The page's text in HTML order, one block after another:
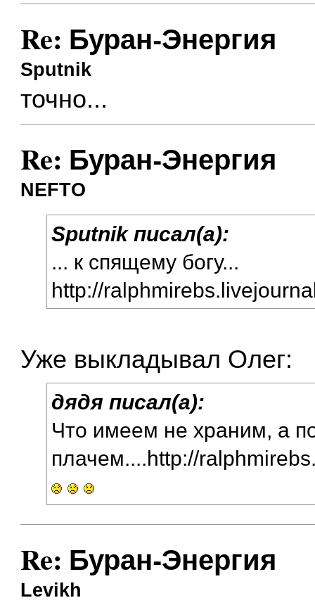
Re: Буран-Энергия
Sputnik
точно...
Re: Буран-Энергия
NEFTO
Sputnik писал(а):
... к спящему богу...
http://
Уже выкладывал Олег:
дядя писал(а):
Что имеем не храним, а
плачем....http://
Re: Буран-Энергия
Levikh